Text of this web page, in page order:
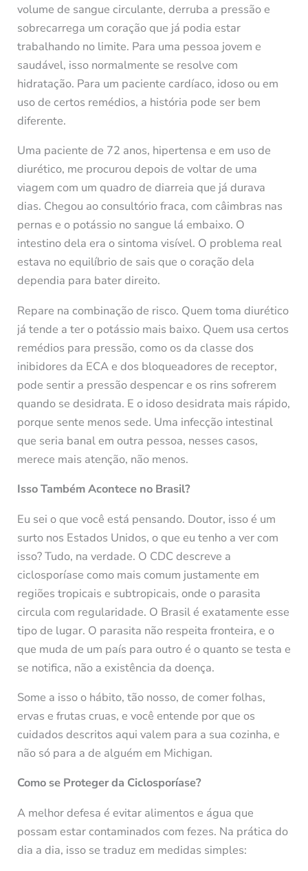
volume de sangue circulante, derruba a pressão e
sobrecarrega um coração que já podia estar
trabalhando no limite. Para uma pessoa jovem e
saudável, isso normalmente se resolve com
hidratação. Para um paciente cardíaco, idoso ou em
uso de certos remédios, a história pode ser bem
diferente.
Uma paciente de 72 anos, hipertensa e em uso de
diurético, me procurou depois de voltar de uma
viagem com um quadro de diarreia que já durava
dias. Chegou ao consultório fraca, com câimbras nas
pernas e o potássio no sangue lá embaixo. O
intestino dela era o sintoma visível. O problema real
estava no equilíbrio de sais que o coração dela
dependia para bater direito.
Repare na combinação de risco. Quem toma diurético
já tende a ter o potássio mais baixo. Quem usa certos
remédios para pressão, como os da classe dos
inibidores da ECA e dos bloqueadores de receptor,
pode sentir a pressão despencar e os rins sofrerem
quando se desidrata. E o idoso desidrata mais rápido,
porque sente menos sede. Uma infecção intestinal
que seria banal em outra pessoa, nesses casos,
merece mais atenção, não menos.
Isso Também Acontece no Brasil?
Eu sei o que você está pensando. Doutor, isso é um
surto nos Estados Unidos, o que eu tenho a ver com
isso? Tudo, na verdade. O CDC descreve a
ciclosporíase como mais comum justamente em
regiões tropicais e subtropicais, onde o parasita
circula com regularidade. O Brasil é exatamente esse
tipo de lugar. O parasita não respeita fronteira, e o
que muda de um país para outro é o quanto se testa e
se notifica, não a existência da doença.
Some a isso o hábito, tão nosso, de comer folhas,
ervas e frutas cruas, e você entende por que os
cuidados descritos aqui valem para a sua cozinha, e
não só para a de alguém em Michigan.
Como se Proteger da Ciclosporíase?
A melhor defesa é evitar alimentos e água que
possam estar contaminados com fezes. Na prática do
dia a dia, isso se traduz em medidas simples: